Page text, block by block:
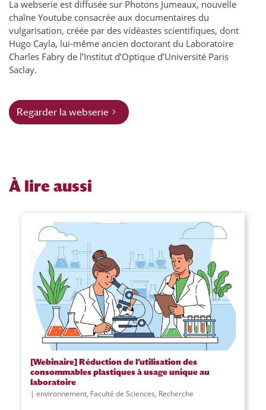
La webserie est diffusée sur Photons Jumeaux, nouvelle
chaîne Youtube consacrée aux documentaires du
vulgarisation, créée par des vidéastes scientifiques, dont
Hugo Cayla, lui-même ancien doctorant du Laboratoire
Charles Fabry de l’Institut d’Optique d’Université Paris
Saclay.
Regarder la webserie
À lire aussi
[Webinaire] Réduction de l’utilisation des
consommables plastiques à usage unique au
laboratoire
environnement, Faculté de Sciences, Recherche